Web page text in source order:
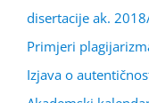
disertacije ak.
Primjeri
Izjava o